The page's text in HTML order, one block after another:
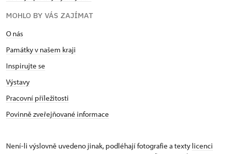
MOHLO BY VÁS ZAJÍMAT
O nás
Památky v našem kraji
Inspirujte se
Výstavy
Pracovní příležitosti
Povinně zveřejňované informace
Není-li výslovně uvedeno jinak, podléhají fotografie a texty licenci